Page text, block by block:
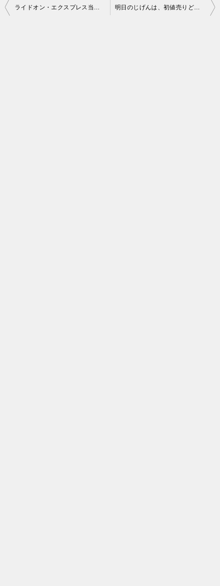
投
ライドオン・エクスプレス当選少ないですね。 明日のじげんは、初値売りどうしようか